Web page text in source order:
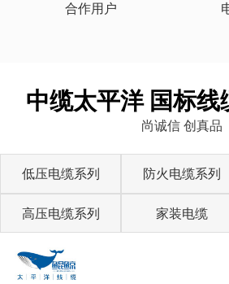
合作用户
中缆太平洋 国标线
尚诚信 创真品
低压电缆系列 防火电缆系列
高压电缆系列 家装电缆